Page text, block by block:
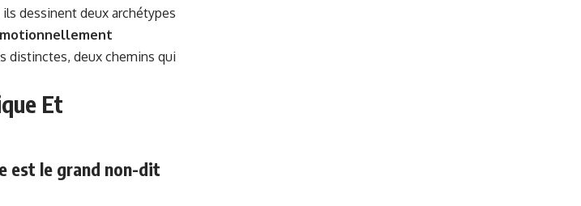
dessinent deux archétypes
distinctes, deux chemins qui
Et
est le grand non-dit